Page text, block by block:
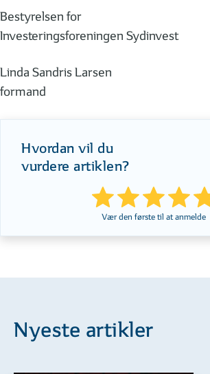
Bestyrelsen for
Investeringsforeningen Sydinvest
Linda Sandris Larsen
formand
Hvordan vil du
vurdere artiklen?
Vær den første til at anmelde
Nyeste artikler